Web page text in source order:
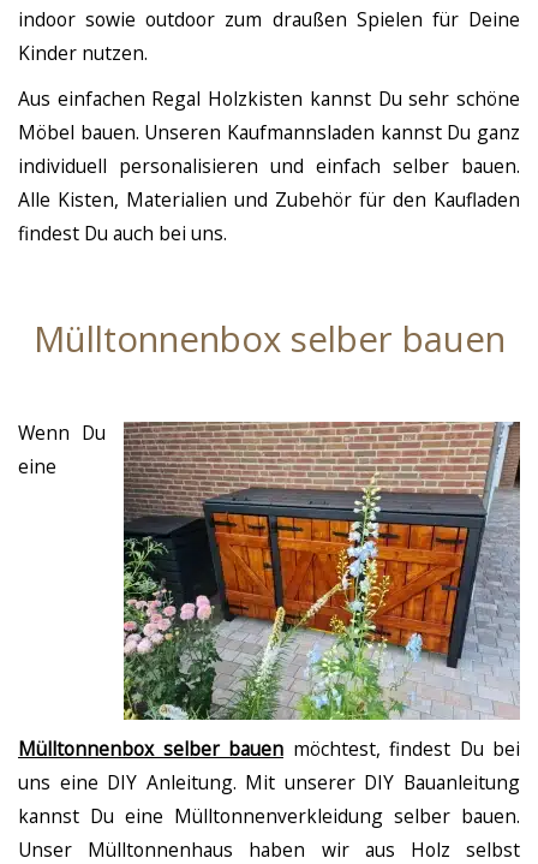
indoor sowie outdoor zum draußen Spielen für Deine
Kinder nutzen.
Aus einfachen Regal Holzkisten kannst Du sehr schöne
Möbel bauen. Unseren Kaufmannsladen kannst Du ganz
individuell personalisieren und einfach selber bauen.
Alle Kisten, Materialien und Zubehör für den Kaufladen
findest Du auch bei uns.
Mülltonnenbox selber bauen
Wenn Du
eine
Mülltonnenbox selber bauen möchtest, findest Du bei
uns eine DIY Anleitung. Mit unserer DIY Bauanleitung
kannst Du eine Mülltonnenverkleidung selber bauen.
Unser Mülltonnenhaus haben wir aus Holz selbst